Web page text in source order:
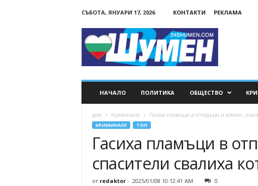
СЪБОТА, ЯНУАРИ 17, 2026 КОНТАКТИ РЕКЛАМА
НАЧАЛО ПОЛИТИКА ОБЩЕСТВО
дом Криминале Гасиха пламъци в отпадъци и комин,
КРИМИНАЛЕ ТОП
Гасиха пламъци в
спасители свалиха
от redaktor- 2025/01/08 10:12:41 AM 0